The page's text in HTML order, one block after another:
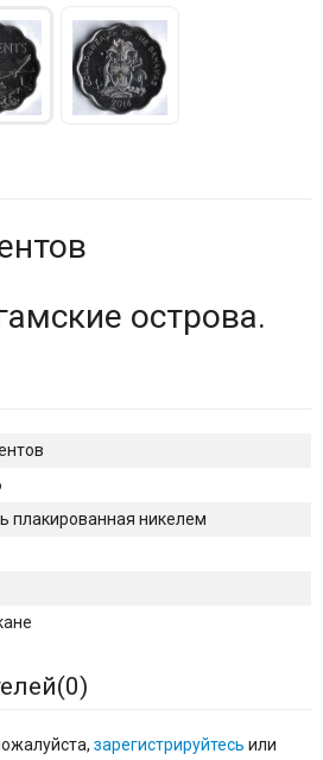
острова.
плакированная никелем
0)
зарегистрируйтесь или